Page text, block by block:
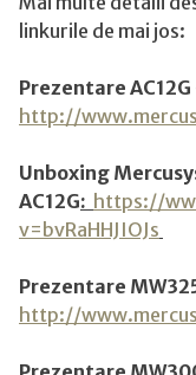
linkurile de mai jos:
Prezentare AC12G
http://
Unboxing
AC12G: https://
v=bvRaHHJIOJs
Prezentare
http://